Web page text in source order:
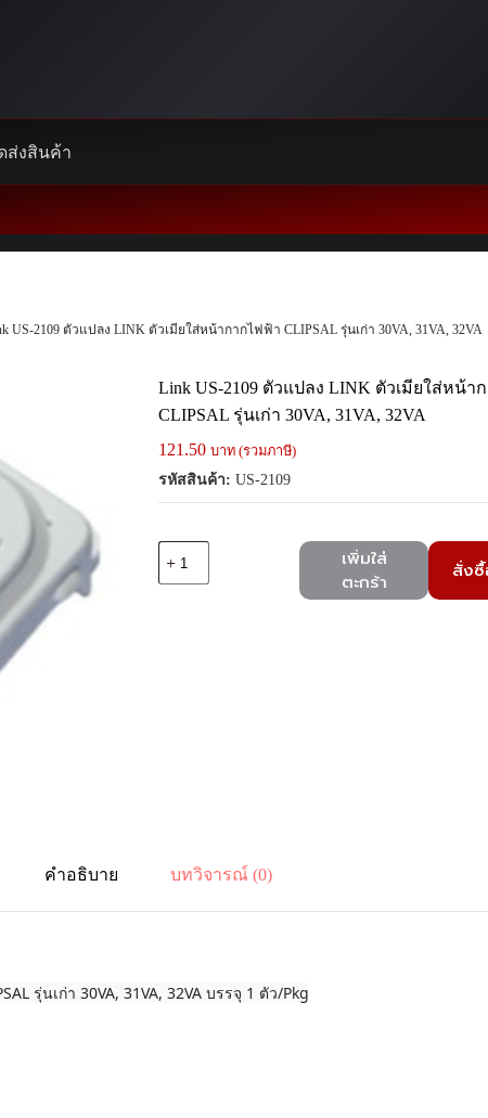
ส่งสินค้า
US-2109 ตัวแปลง LINK ตัวเมียใส่หน้ากากไฟฟ้า CLIPSAL รุ่นเก่า 30VA, 31VA, 32VA
Link US-2109 ตัวแปลง LINK ตัวเมียใส่หน้า
CLIPSAL รุ่นเก่า 30VA, 31VA, 32VA
121.50 บาท (รวมภาษี)
รหัสสินค้า: US-2109
เก่า
เพิ่มใส่
ตะกร้า
สั่ง
คำอธิบาย บทวิจารณ์ (0)
รุ่นเก่า 30VA, 31VA, 32VA บรรจุ 1 ตัว/Pkg